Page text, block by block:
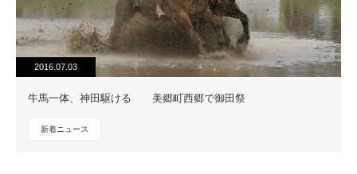
2016.07.03
牛馬一体、神田駆ける 美郷町西郷で御田祭
新着ニュース